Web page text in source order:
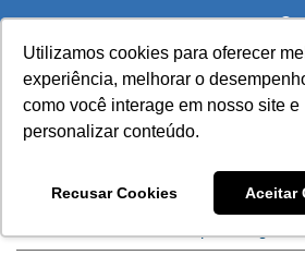
Utilizamos cookies para oferecer
experiência, melhorar o
como você interage em nosso site e
personalizar conteúdo.
Recusar Cookies Aceitar
to Content